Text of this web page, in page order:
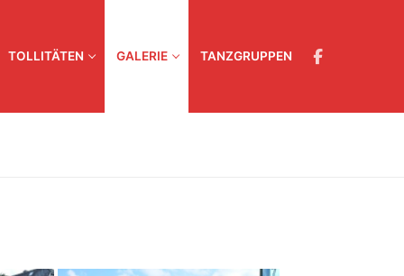
TOLLITÄTEN GALERIE TANZGRUPPEN